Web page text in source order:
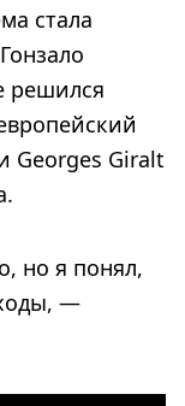
стала
решился
Georges Giralt
но я понял,
—